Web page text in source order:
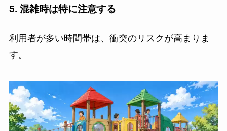
5. 混雑時は特に注意する
利用者が多い時間帯は、衝突のリスクが高まりま
す。